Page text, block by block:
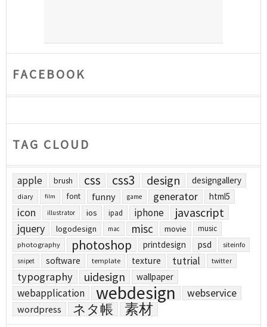
FACEBOOK
TAG CLOUD
apple brush css css3 design designgallery
diary film font funny game generator html5
icon illustrator ios ipad iphone javascript
jquery logodesign mac misc movie music
photography photoshop printdesign psd siteinfo
snipet software template texture tutrial twitter
typography uidesign wallpaper
webapplication webdesign webservice
wordpress ネタ帳 素材